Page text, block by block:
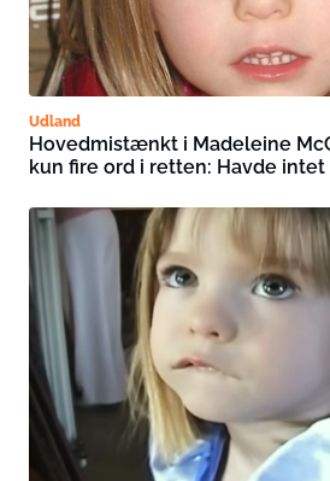
Udland
Hovedmistænkt i Madeleine
kun fire ord i retten: Havde